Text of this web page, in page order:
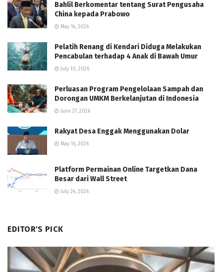
Bahlil Berkomentar tentang Surat Pengusaha
China kepada Prabowo
May 14, 2026
Pelatih Renang di Kendari Diduga Melakukan
Pencabulan terhadap 4 Anak di Bawah Umur
July 10, 2026
Perluasan Program Pengelolaan Sampah dan
Dorongan UMKM Berkelanjutan di Indonesia
June 27, 2026
Rakyat Desa Enggak Menggunakan Dolar
May 16, 2026
Platform Permainan Online Targetkan Dana
Besar dari Wall Street
July 24, 2026
EDITOR'S PICK